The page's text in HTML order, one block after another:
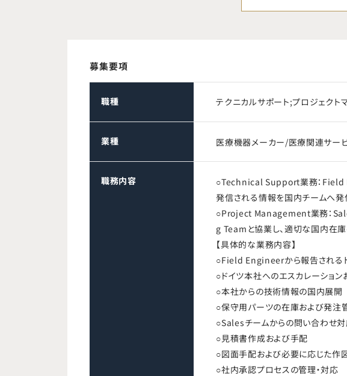
募集要項
職種 テクニカルサポート;プロジェクト
業種 医療機器メーカー/医療関連サー
職務内容
○Technical Support業務：Field
発信される情報を国内チームへ発
○Project Management業務：
g Teamと協業し、適切な国内在
【具体的な業務内容】
○Field Engineerから報告される
○ドイツ本社へのエスカレーショ
○本社からの技術情報の国内展開
○保守用パーツの在庫および発注
○Salesチームからの問い合わせ
○見積書作成および手配
○図面手配および必要に応じた作
○社内承認プロセスの管理・対応